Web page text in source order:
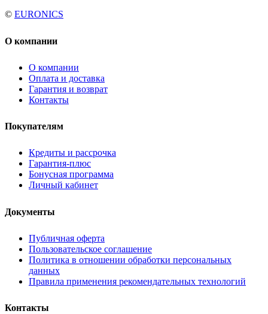
© EURONICS
О компании
О компании
Оплата и доставка
Гарантия и возврат
Контакты
Покупателям
Кредиты и рассрочка
Гарантия-плюс
Бонусная программа
Личный кабинет
Документы
Публичная оферта
Пользовательское соглашение
Политика в отношении обработки персональных
данных
Правила применения рекомендательных технологий
Контакты